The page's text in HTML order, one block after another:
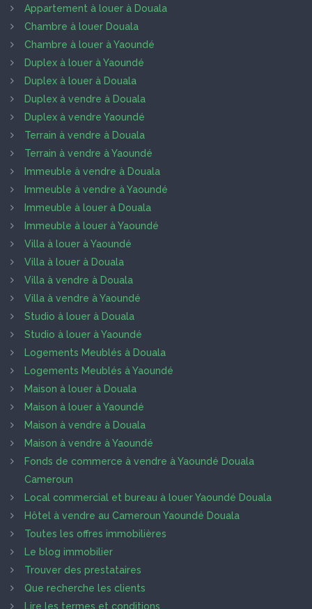
Appartement à louer à Douala
Chambre à louer Douala
Chambre à louer à Yaoundé
Duplex à louer à Yaoundé
Duplex à louer à Douala
Duplex à vendre à Douala
Duplex à vendre Yaoundé
Terrain à vendre à Douala
Terrain à vendre à Yaoundé
Immeuble à vendre à Douala
Immeuble à vendre à Yaoundé
Immeuble à louer à Douala
Immeuble à louer à Yaoundé
Villa à louer à Yaoundé
Villa à louer à Douala
Villa à vendre à Douala
Villa à vendre à Yaoundé
Studio à louer à Douala
Studio à louer à Yaoundé
Logements Meublés à Douala
Logements Meublés à Yaoundé
Maison à louer à Douala
Maison à louer à Yaoundé
Maison à vendre à Douala
Maison à vendre à Yaoundé
Fonds de commerce à vendre à Yaoundé Douala
Cameroun
Local commercial et bureau à louer Yaoundé Douala
Hôtel à vendre au Cameroun Yaoundé Douala
Toutes les offres immobilières
Le blog immobilier
Trouver des prestataires
Que recherche les clients
Lire les termes et conditions